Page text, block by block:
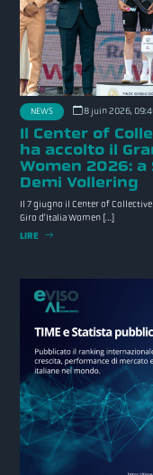
NEWS 8 juin 2026,
Il Center of
ha accolto il
Women 2026: a
Demi Vollering
Il 7 giugno il Center of Collective
Giro d’Italia Women […]
LIRE